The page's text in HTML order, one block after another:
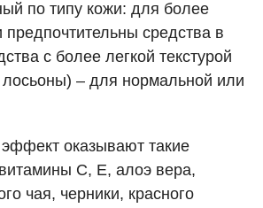
Программа лояльностидиагностика
отделение
отделение
терапии
по типу кожи: для более
предпочтительны средства в
с более легкой текстурой
лосьоны) – для нормальной или
оказывают такие
C, E, алоэ вера,
чая, черники, красного